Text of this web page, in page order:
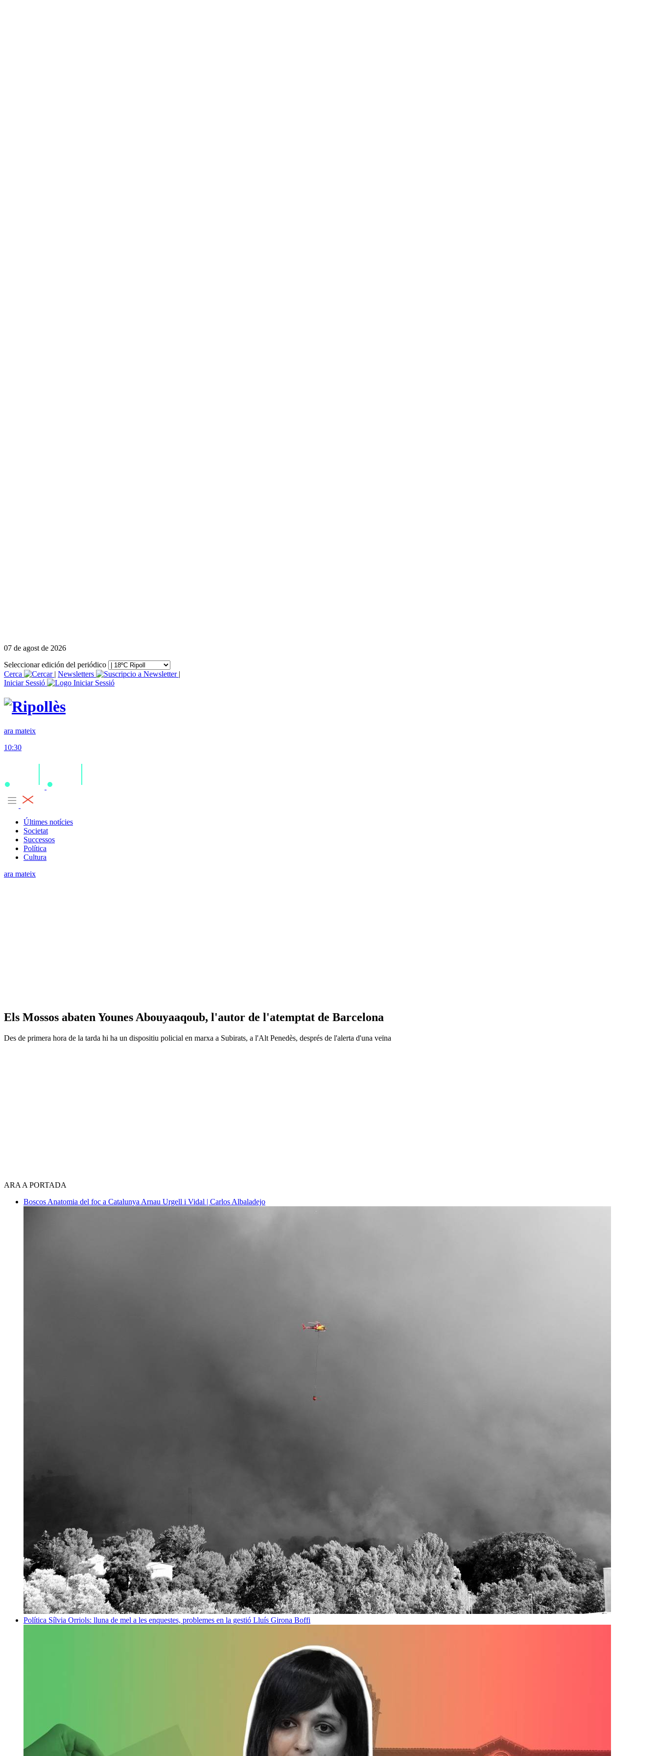
07 de agost de 2026
Seleccionar edición del periódico
Cerca
| Newsletters
|
Iniciar Sessió
ara mateix
10:30
Últimes notícies
Societat
Successos
Política
Cultura
ara mateix
Els Mossos abaten Younes Abouyaaqoub, l'autor de l'atemptat de Barcelona
Des de primera hora de la tarda hi ha un dispositiu policial en marxa a Subirats, a l'Alt Penedès, després de l'alerta d'una veïna
ARA A PORTADA
Boscos Anatomia del foc a Catalunya Arnau Urgell i Vidal | Carlos Albaladejo
Política Sílvia Orriols: lluna de mel a les enquestes, problemes en la gestió Lluís Girona Boffi